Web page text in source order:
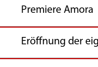
Amora
Eröffnung der